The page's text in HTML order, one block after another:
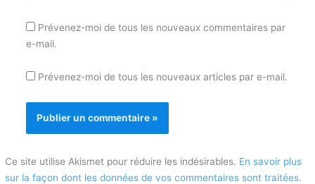
Prévenez-moi de tous les nouveaux commentaires par
e-mail.
Prévenez-moi de tous les nouveaux articles par e-mail.
Ce site utilise Akismet pour réduire les indésirables. En savoir plus
sur la façon dont les données de vos commentaires sont traitées.